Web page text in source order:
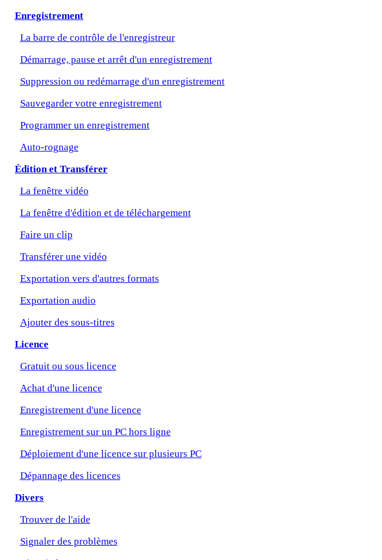
Enregistrement
La barre de contrôle de l'enregistreur
Démarrage, pause et arrêt d'un enregistrement
Suppression ou redémarrage d'un enregistrement
Sauvegarder votre enregistrement
Programmer un enregistrement
Auto-rognage
Édition et Transférer
La fenêtre vidéo
La fenêtre d'édition et de téléchargement
Faire un clip
Transférer une vidéo
Exportation vers d'autres formats
Exportation audio
Ajouter des sous-titres
Licence
Gratuit ou sous licence
Achat d'une licence
Enregistrement d'une licence
Enregistrement sur un PC hors ligne
Déploiement d'une licence sur plusieurs PC
Dépannage des licences
Divers
Trouver de l'aide
Signaler des problèmes